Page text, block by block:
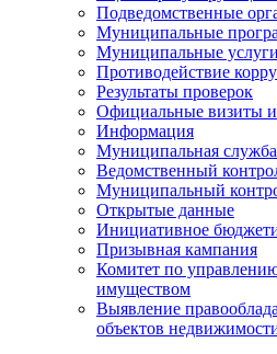
Подведомственные
Муниципальные
Муниципальные услуги
Противодействие
Результаты проверок
Официальные визиты и
Информация
Муниципальная служба
Ведомственный
Муниципальный
Открытые данные
Инициативное
Призывная кампания
Комитет по
имуществом
Выявление
объектов